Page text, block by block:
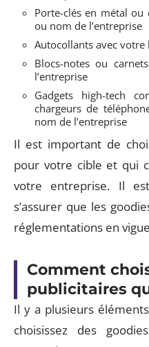
Porte-clés en métal
ou nom de l’entreprise
Autocollants avec
Blocs-notes ou
l’entreprise
Gadgets high-tech
chargeurs de
nom de l’entreprise
Il est important de
pour votre cible et qui
votre entreprise. Il
s’assurer que les
réglementations en
Comment
publicitaires
Il y a plusieurs
choisissez des